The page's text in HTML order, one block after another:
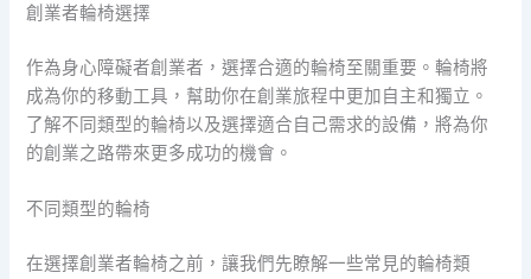
創業者輪椅選擇
作為身心障礙者創業者，選擇合適的輪椅至關重要。輪椅將
成為你的移動工具，幫助你在創業旅程中更加自主和獨立。
了解不同類型的輪椅以及選擇適合自己需求的設備，將為你
的創業之路帶來更多成功的機會。
不同類型的輪椅
在選擇創業者輪椅之前，讓我們先瞭解一些常見的輪椅類